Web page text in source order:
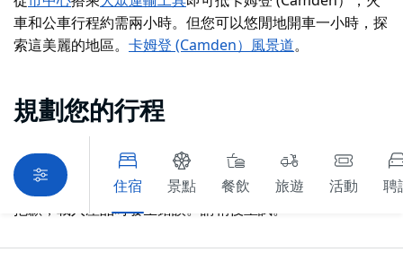
車和公車行程約需兩小時。但您可以悠閒地開車一小時，探
索這美麗的地區。 卡姆登 (Camden）風景道。
規劃您的行程
住宿 景點 餐飲 旅遊 活動 聘
抱歉，載入產品時發生錯誤。請稍後重試。